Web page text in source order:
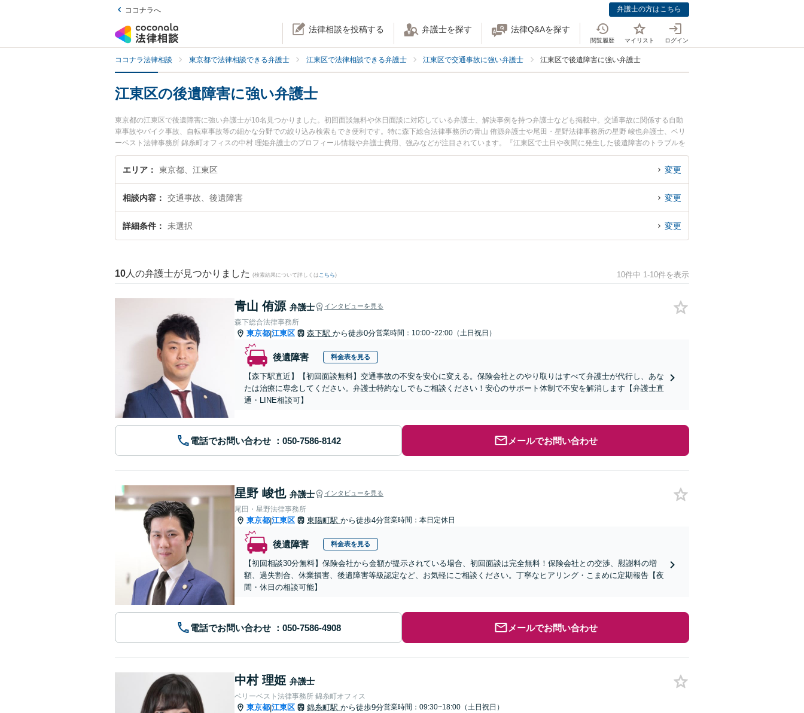
ココナラへ 弁護士の方はこちら
法律相談を投稿する 弁護士を探す 法律Q&Aを探す
閲覧履歴 マイリスト ログイン
ココナラ法律相談 東京都で法律相談できる弁護士 江東区で法律相談できる弁護士 江東区で交通事故に強い弁護士 江東区で後遺障害に強い弁護士
江東区の後遺障害に強い弁護士
東京都の江東区で後遺障害に強い弁護士が10名見つかりました。初回面談無料や休日面談に対応している弁護士、解決事例を持つ弁護士なども掲載中。交通事故に関係する自動
車事故やバイク事故、自転車事故等の細かな分野での絞り込み検索もでき便利です。特に森下総合法律事務所の青山 侑源弁護士や尾田・星野法律事務所の星野 峻也弁護士、ベリ
ーベスト法律事務所 錦糸町オフィスの中村 理姫弁護士のプロフィール情報や弁護士費用、強みなどが注目されています。『江東区で土日や夜間に発生した後遺障害のトラブルを
今すぐに弁護士に相談したい』『後遺障害のトラブル解決の実績豊富な近くの弁護士を検索したい』『初回相談無料で後遺障害を法律相談できる江東区内の弁護士に相談予約した
い』などでお困りの相談者さんにおすすめです。
エリア 東京都、江東区 変更
相談内容 交通事故、後遺障害 変更
詳細条件 未選択 変更
10 人の弁護士が見つかりました (検索結果について詳しくは こちら) 10件中 1-10件を表示
青山 侑源 弁護士 インタビューを見る
森下総合法律事務所
東京都|江東区 森下駅 から徒歩0分営業時間：10:00~22:00（土日祝日）
後遺障害 料金表を見る
【森下駅直近】【初回面談無料】交通事故の不安を安心に変える。保険会社とのやり取りはすべて弁護士が代行し、あな
たは治療に専念してください。弁護士特約なしでもご相談ください！安心のサポート体制で不安を解消します【弁護士直
通・LINE相談可】
電話でお問い合わせ メールでお問い合わせ
星野 峻也 弁護士 インタビューを見る
尾田・星野法律事務所
東京都|江東区 東陽町駅 から徒歩4分営業時間：本日定休日
後遺障害 料金表を見る
【初回相談30分無料】保険会社から金額が提示されている場合、初回面談は完全無料！保険会社との交渉、慰謝料の増
額、過失割合、休業損害、後遺障害等級認定など、お気軽にご相談ください。丁寧なヒアリング・こまめに定期報告【夜
間・休日の相談可能】
電話でお問い合わせ メールでお問い合わせ
中村 理姫 弁護士
ベリーベスト法律事務所 錦糸町オフィス
東京都|江東区 錦糸町駅 から徒歩9分営業時間：09:30~18:00（土日祝日）